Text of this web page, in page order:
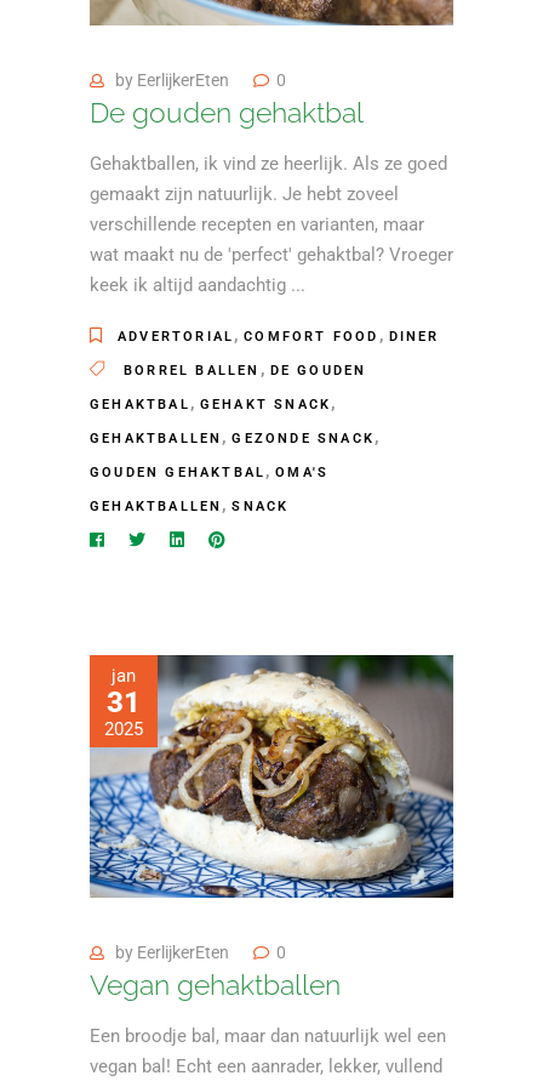
by EerlijkerEten 0
De gouden gehaktbal
Gehaktballen, ik vind ze heerlijk. Als ze goed
gemaakt zijn natuurlijk. Je hebt zoveel
verschillende recepten en varianten, maar
wat maakt nu de 'perfect' gehaktbal? Vroeger
keek ik altijd aandachtig
ADVERTORIAL ,COMFORT FOOD , DINER
BORREL BALLEN , DE GOUDEN
GEHAKTBAL , GEHAKT SNACK ,
GEHAKTBALLEN ,GEZONDE SNACK ,
GOUDEN GEHAKTBAL ,OMA'S
GEHAKTBALLEN ,SNACK
jan
31
2025
by EerlijkerEten 0
Vegan gehaktballen
Een broodje bal, maar dan natuurlijk wel een
vegan bal! Echt een aanrader, lekker, vullend